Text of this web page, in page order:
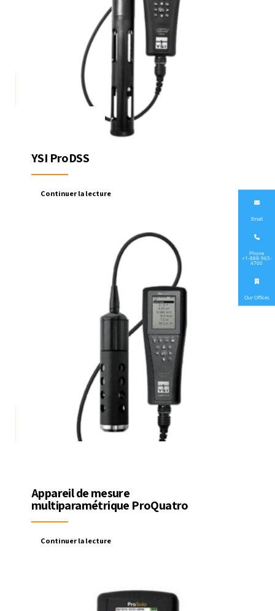
YSI ProDSS
Continuer la lecture
Appareil de mesure
multiparamétrique ProQuatro
Continuer la lecture
Email
Phone
+1-888-965-
4700
Our Offices